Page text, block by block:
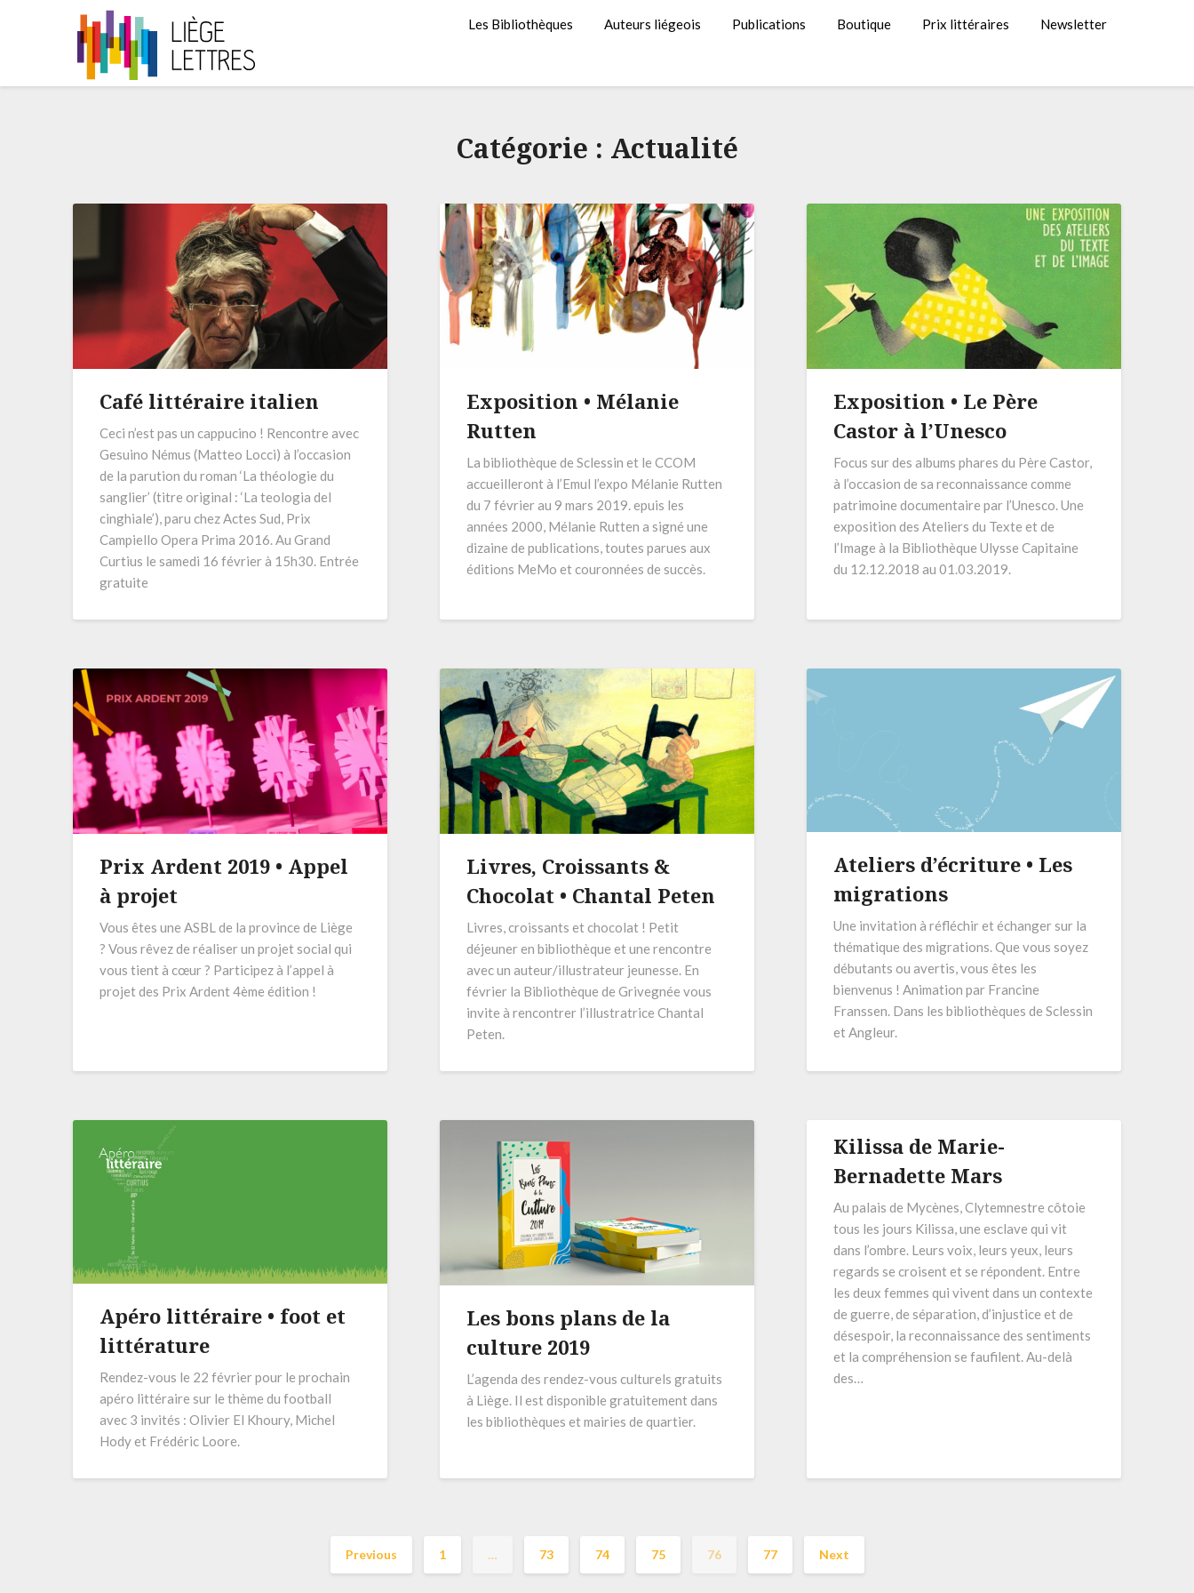
Les Bibliothèques Auteurs liégeois Publications Boutique Prix littéraires Newsletter
Catégorie : Actualité
Café littéraire italien
Ceci n’est pas un cappucino ! Rencontre avec
Gesuino Némus (Matteo Locci) à l’occasion
de la parution du roman ‘La théologie du
sanglier’ (titre original : ‘La teologia del
cinghiale’), paru chez Actes Sud, Prix
Campiello Opera Prima 2016. Au Grand
Curtius le samedi 16 février à 15h30. Entrée
gratuite
Exposition • Mélanie
Rutten
La bibliothèque de Sclessin et le CCOM
accueilleront à l’Emul l’expo Mélanie Rutten
du 7 février au 9 mars 2019. epuis les
années 2000, Mélanie Rutten a signé une
dizaine de publications, toutes parues aux
éditions MeMo et couronnées de succès.
Exposition • Le Père
Castor à l’Unesco
Focus sur des albums phares du Père Castor,
à l’occasion de sa reconnaissance comme
patrimoine documentaire par l’Unesco. Une
exposition des Ateliers du Texte et de
l’Image à la Bibliothèque Ulysse Capitaine
du 12.12.2018 au 01.03.2019.
Prix Ardent 2019 • Appel
à projet
Vous êtes une ASBL de la province de Liège
? Vous rêvez de réaliser un projet social qui
vous tient à cœur ? Participez à l’appel à
projet des Prix Ardent 4ème édition !
Livres, Croissants &
Chocolat • Chantal Peten
Livres, croissants et chocolat ! Petit
déjeuner en bibliothèque et une rencontre
avec un auteur/illustrateur jeunesse. En
février la Bibliothèque de Grivegnée vous
invite à rencontrer l’illustratrice Chantal
Peten.
Ateliers d’écriture • Les
migrations
Une invitation à réfléchir et échanger sur la
thématique des migrations. Que vous soyez
débutants ou avertis, vous êtes les
bienvenus ! Animation par Francine
Franssen. Dans les bibliothèques de Sclessin
et Angleur.
Apéro littéraire • foot et
littérature
Rendez-vous le 22 février pour le prochain
apéro littéraire sur le thème du football
avec 3 invités : Olivier El Khoury, Michel
Hody et Frédéric Loore.
Les bons plans de la
culture 2019
L’agenda des rendez-vous culturels gratuits
à Liège. Il est disponible gratuitement dans
les bibliothèques et mairies de quartier.
Kilissa de Marie-
Bernadette Mars
Au palais de Mycènes, Clytemnestre côtoie
tous les jours Kilissa, une esclave qui vit
dans l’ombre. Leurs voix, leurs yeux, leurs
regards se croisent et se répondent. Entre
les deux femmes qui vivent dans un contexte
de guerre, de séparation, d’injustice et de
désespoir, la reconnaissance des sentiments
et la compréhension se faufilent. Au-delà
des…
Previous 1 … 73 74 75 76 77 Next